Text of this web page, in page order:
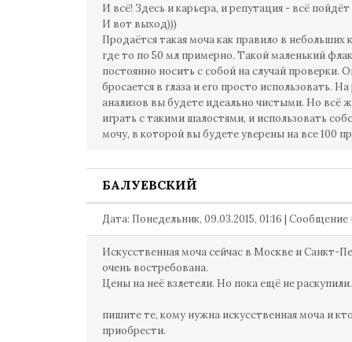
И всё! Здесь и карьера, и репутация - всё
И вот выход)))
Продаётся такая моча как правило в небольших
где то по 50 мл примерно. Такой маленький
постоянно носить с собой на случай проверки.
бросается в глаза и его просто использовать. На
анализов вы будете идеально чистыми. Но всё
играть с такими шалостями, и использовать
мочу, в которой вы будете уверены на все 100
БАЛУЕВСКИЙ
Дата: Понедельник, 09.03.2015, 01:16 |
Искусственная моча сейчас в Москве и Санкт-
очень востребована.
Цены на неё взлетели. Но пока ещё не раскупили.
пишите те, кому нужна искусственная моча и
приобрести.